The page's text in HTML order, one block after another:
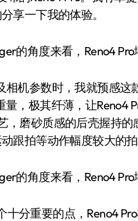
享一下我的体验。
机参数时，我就预感这
量，极其纤薄，让Reno4
，磨砂质感的后壳握持
跟拍等动作幅度较大的拍
分重要的点，Reno4